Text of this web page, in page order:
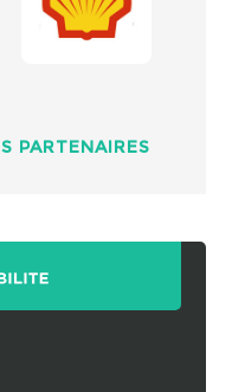
PARTENAIRES